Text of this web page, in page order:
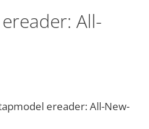
All-
ereader: All-New-